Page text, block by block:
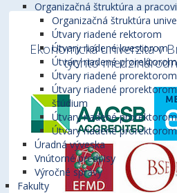
Organizačná štruktúra a
Organizačná štruktúra
Útvary riadené rektorom
Útvary riadené kvestorom
Útvary riadené
Útvary riadené
Útvary riadené
štúdium
Útvary riadené
Útvary riadené
Úradná výveska
Vnútorné predpisy
Výročné správy
Fakulty
Ekonomická univerzita v
týchto